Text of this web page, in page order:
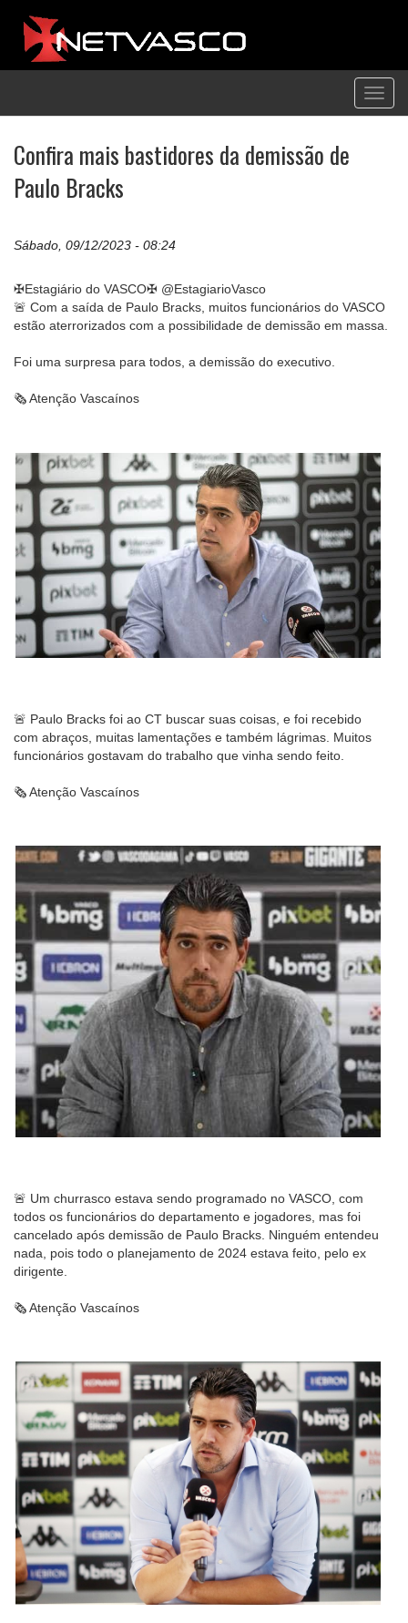
Confira mais bastidores da demissão de
Paulo Bracks
Sábado, 09/12/2023 - 08:24
✠Estagiário do VASCO✠ @EstagiarioVasco
🚨 Com a saída de Paulo Bracks, muitos funcionários do VASCO
estão aterrorizados com a possibilidade de demissão em massa.
Foi uma surpresa para todos, a demissão do executivo.
🗞 Atenção Vascaínos
🚨 Paulo Bracks foi ao CT buscar suas coisas, e foi recebido
com abraços, muitas lamentações e também lágrimas. Muitos
funcionários gostavam do trabalho que vinha sendo feito.
🗞 Atenção Vascaínos
🚨 Um churrasco estava sendo programado no VASCO, com
todos os funcionários do departamento e jogadores, mas foi
cancelado após demissão de Paulo Bracks. Ninguém entendeu
nada, pois todo o planejamento de 2024 estava feito, pelo ex
dirigente.
🗞 Atenção Vascaínos